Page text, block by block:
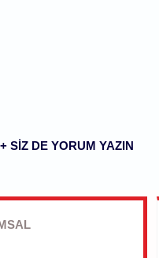
+ SIZ DE YORUM YAZIN